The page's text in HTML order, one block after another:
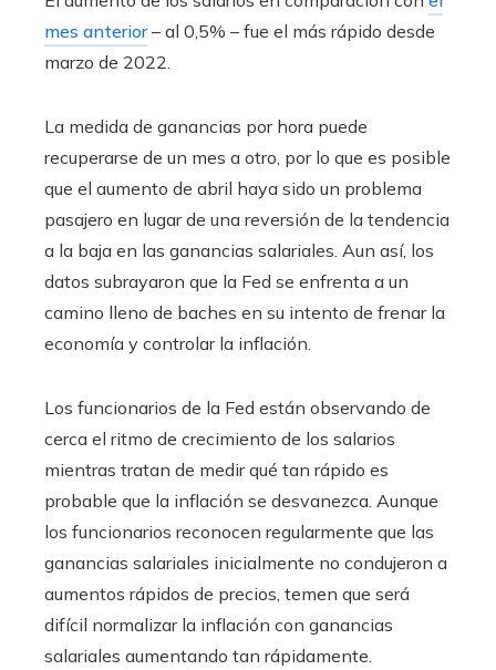
mes anterior– al 0,5% – fue el más rápido desde
marzo de 2022.
La medida de ganancias por hora puede
recuperarse de un mes a otro, por lo que es posible
que el aumento de abril haya sido un problema
pasajero en lugar de una reversión de la tendencia
a la baja en las ganancias salariales. Aun así, los
datos subrayaron que la Fed se enfrenta a un
camino lleno de baches en su intento de frenar la
economía y controlar la inflación.
Los funcionarios de la Fed están observando de
cerca el ritmo de crecimiento de los salarios
mientras tratan de medir qué tan rápido es
probable que la inflación se desvanezca. Aunque
los funcionarios reconocen regularmente que las
ganancias salariales inicialmente no condujeron a
aumentos rápidos de precios, temen que será
difícil normalizar la inflación con ganancias
salariales aumentando tan rápidamente.